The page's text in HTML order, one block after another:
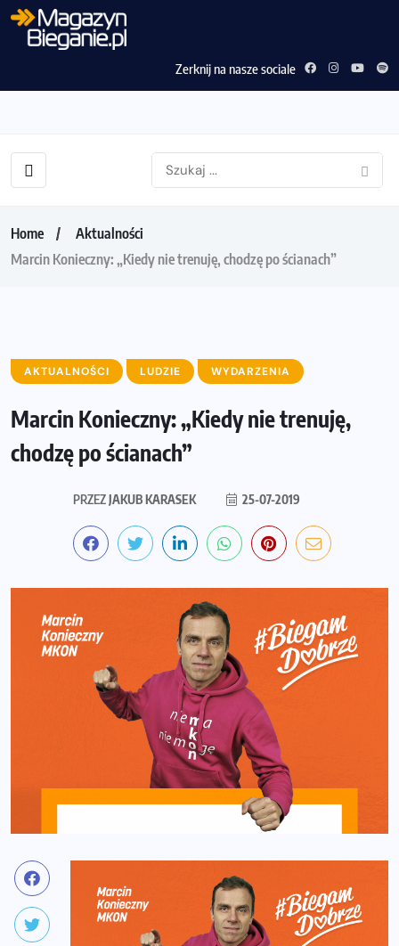
Zerknij na nasze sociale
Home
Aktualności
Marcin Konieczny: „Kiedy nie trenuję, chodzę po ścianach”
AKTUALNOŚCI LUDZIE WYDARZENIA
Marcin Konieczny: „Kiedy nie trenuję,
chodzę po ścianach”
PRZEZJAKUB KARASEK 25-07-2019